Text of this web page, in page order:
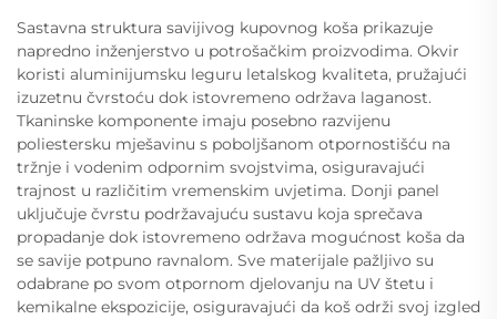
Sastavna struktura savijivog kupovnog koša prikazuje
napredno inženjerstvo u potrošačkim proizvodima. Okvir
koristi aluminijumsku leguru letalskog kvaliteta, pružajući
izuzetnu čvrstoću dok istovremeno održava laganost.
Tkaninske komponente imaju posebno razvijenu
poliestersku mješavinu s poboljšanom otpornostišću na
tržnje i vodenim odpornim svojstvima, osiguravajući
trajnost u različitim vremenskim uvjetima. Donji panel
uključuje čvrstu podržavajuću sustavu koja sprečava
propadanje dok istovremeno održava mogućnost koša da
se savije potpuno ravnalom. Sve materijale pažljivo su
odabrane po svom otpornom djelovanju na UV štetu i
kemikalne ekspozicije, osiguravajući da koš održi svoj izgled